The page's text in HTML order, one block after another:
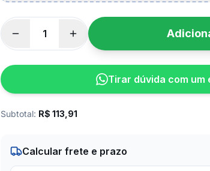
Tirar dúvida com um
Subtotal: R$ 113,91
Calcular frete e prazo